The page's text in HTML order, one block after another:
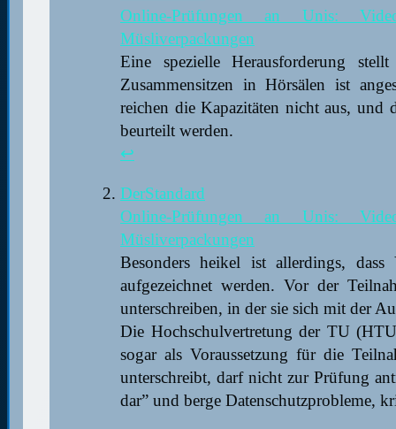
Online-Prüfungen an Unis:
Müsliverpackungen
Eine spezielle Herausforderung
Zusammensitzen in Hörsälen ist
reichen die Kapazitäten nicht aus, und
beurteilt werden.
↩︎
DerStandard
Online-Prüfungen an Unis:
Müsliverpackungen
Besonders heikel ist allerdings,
aufgezeichnet werden. Vor der
unterschreiben, in der sie sich mit der
Die Hochschulvertretung der TU
sogar als Voraussetzung für die
unterschreibt, darf nicht zur Prüfung
dar” und berge Datenschutzprobleme,